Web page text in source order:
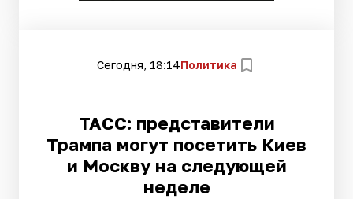
Сегодня, 18:14Политика
ТАСС: представители
Трампа могут посетить Киев
и Москву на следующей
неделе